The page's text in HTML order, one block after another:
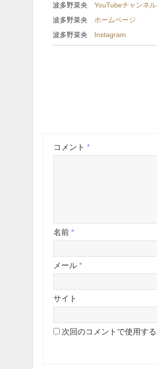
波多野菜央YouTubeチャンネル
波多野菜央 ホームページ
波多野菜央 Instagram
コメント*
名前*
メール*
サイト
次回のコメントで使用す